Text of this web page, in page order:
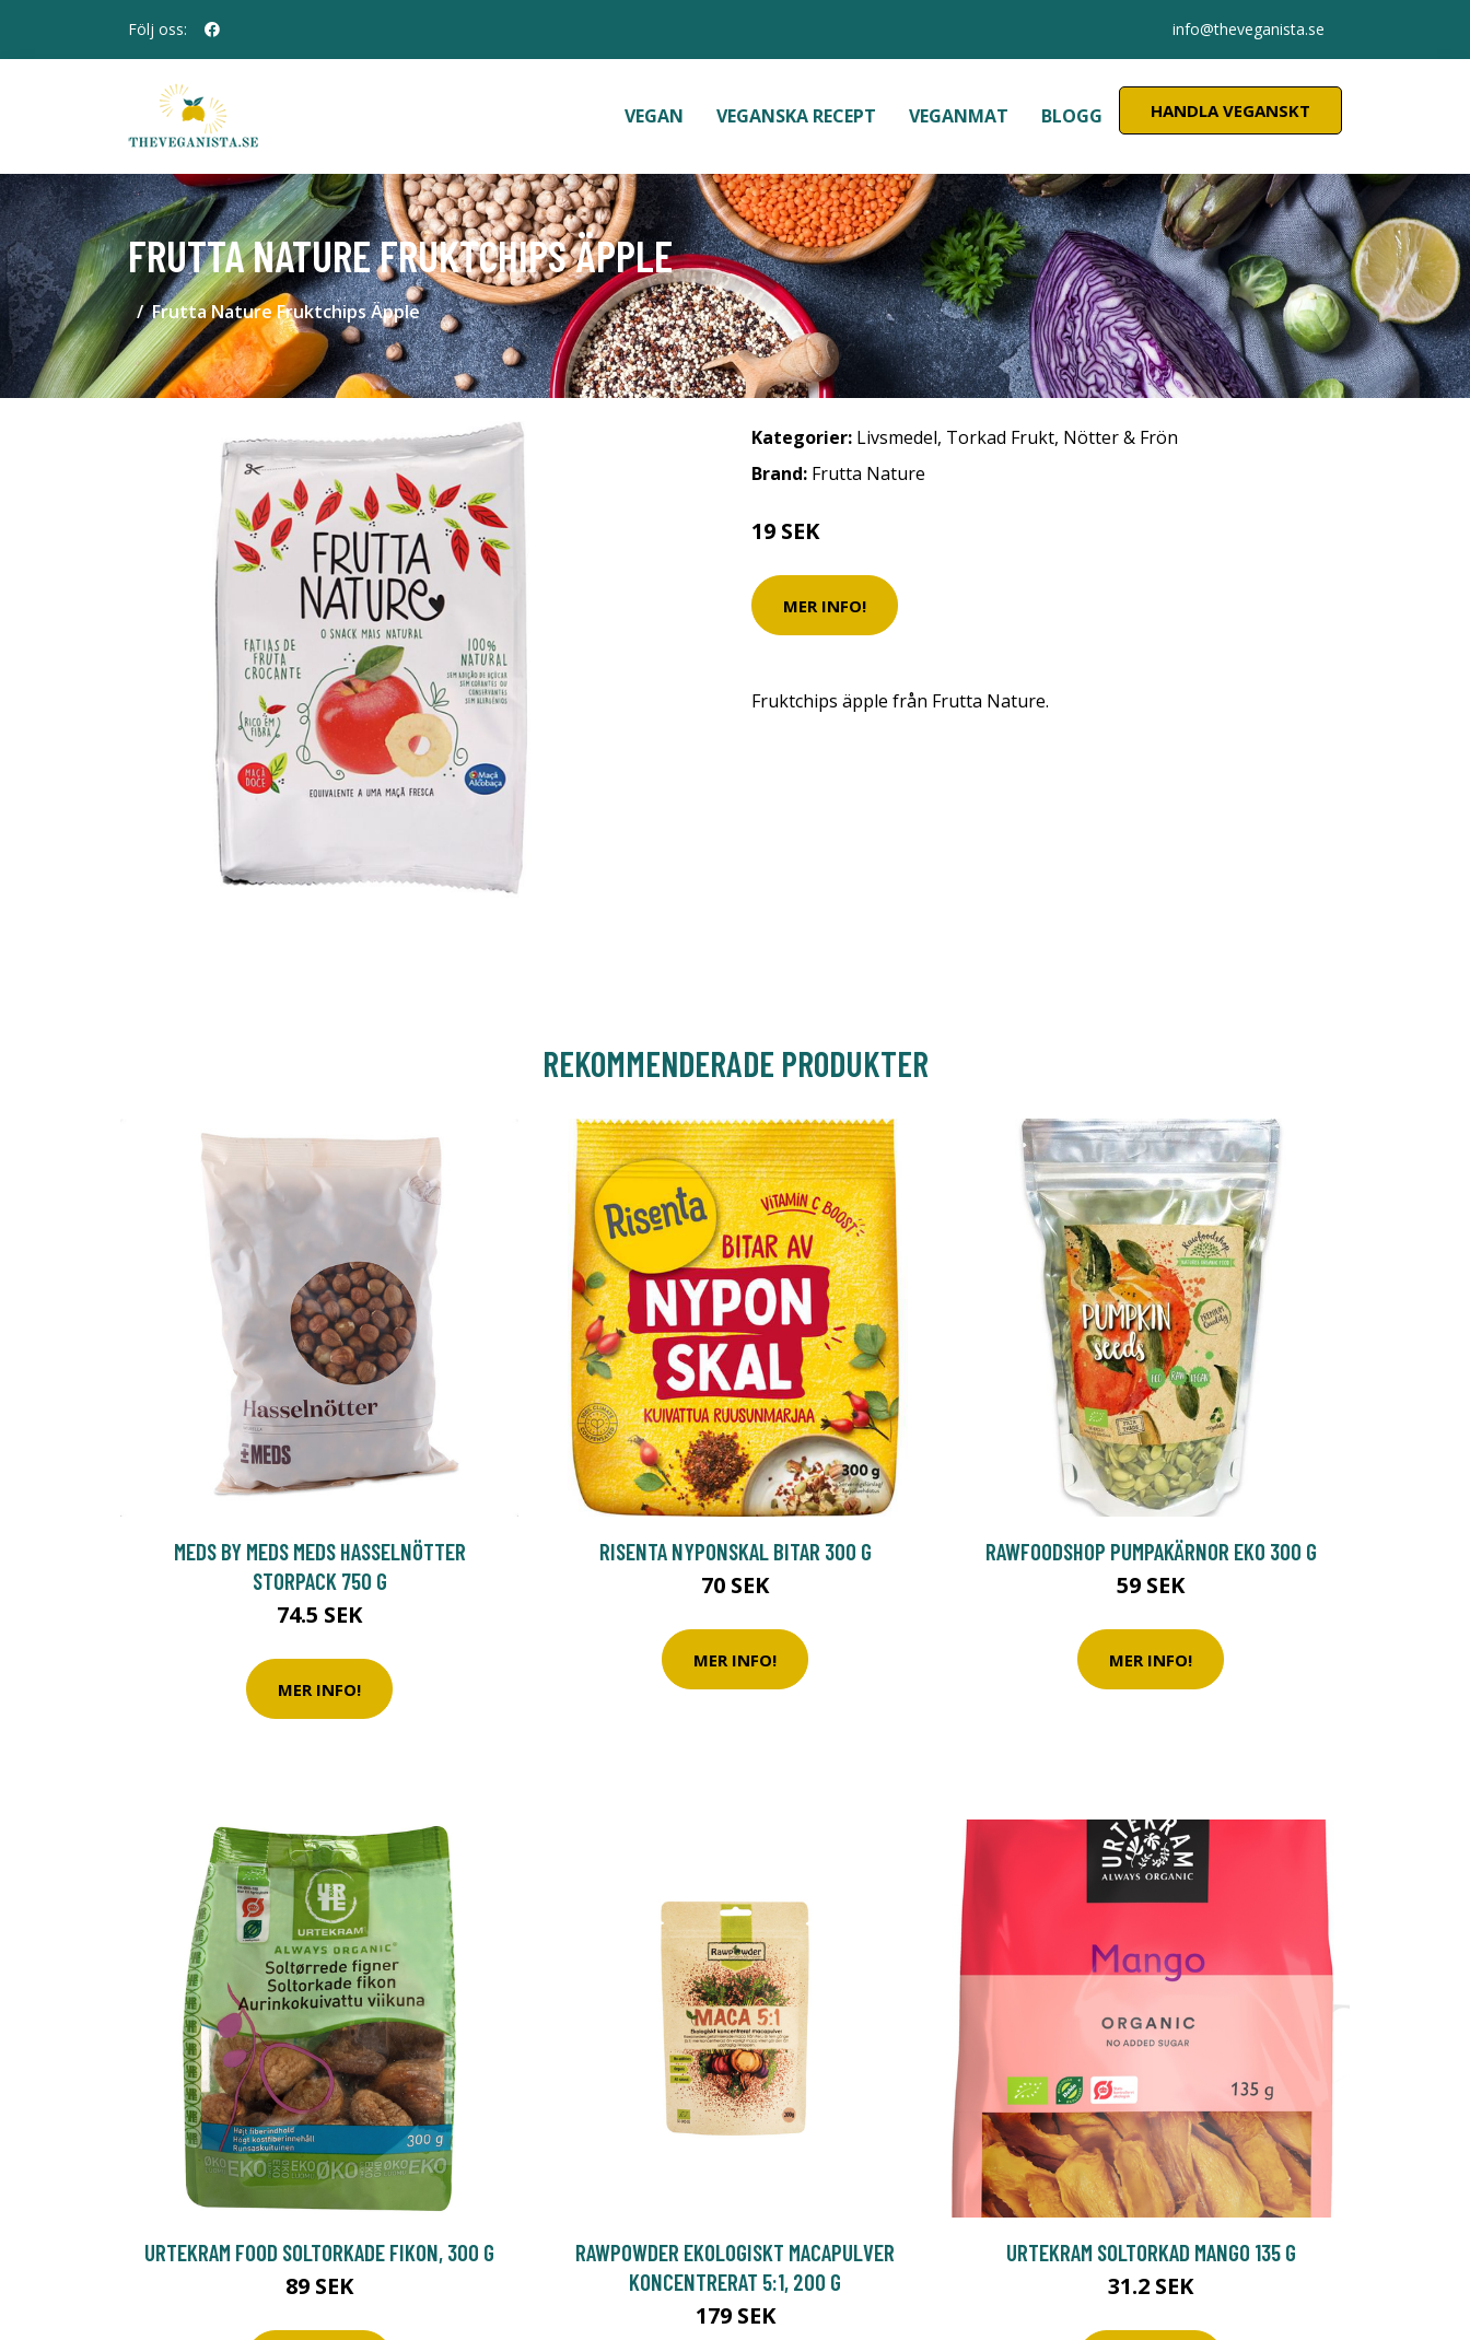
Följ oss: info@theveganista.se
VEGAN VEGANSKA RECEPT VEGANMAT BLOGG HANDLA VEGANSKT
FRUTTA NATURE FRUKTCHIPS ÄPPLE
Frutta Nature Fruktchips Äpple
Kategorier: Livsmedel, Torkad Frukt, Nötter & Frön
Brand: Frutta Nature
19 SEK
MER INFO!
Fruktchips äpple från Frutta Nature.
REKOMMENDERADE PRODUKTER
MEDS BY MEDS MEDS HASSELNÖTTER
STORPACK 750 G
74.5 SEK
MER INFO!
RISENTA NYPONSKAL BITAR 300 G
70 SEK
MER INFO!
RAWFOODSHOP PUMPAKÄRNOR EKO 300 G
59 SEK
MER INFO!
URTEKRAM FOOD SOLTORKADE FIKON, 300 G
89 SEK
RAWPOWDER EKOLOGISKT MACAPULVER
KONCENTRERAT 5:1, 200 G
179 SEK
URTEKRAM SOLTORKAD MANGO 135 G
31.2 SEK